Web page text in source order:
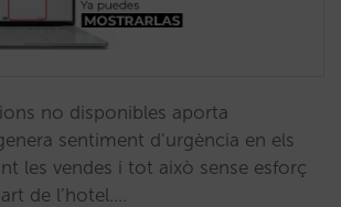
no disponibles aporta
sentiment d’urgència en els
les vendes i tot això sense esforç
de l’hotel.…